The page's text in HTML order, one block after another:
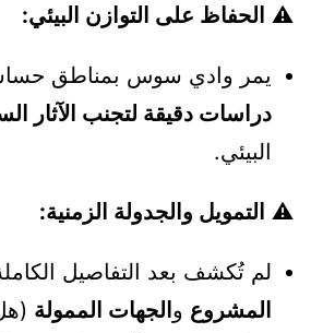
⚠️ الحفاظ على التوازن البيئي:
يمر وادي سوس بمناطق
دراسات دقيقة لتجنب الآثار
البيئي.
⚠️ التمويل والجدولة الزمنية:
لم تُكشف بعد التفاصيل
المشروع و الجهات الممولة